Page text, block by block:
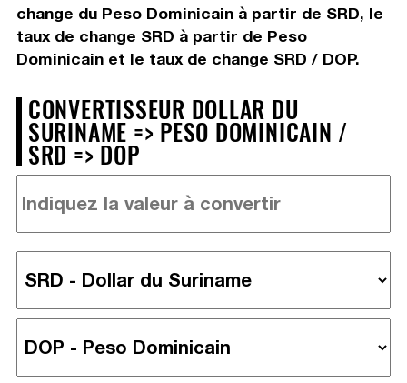
change du Peso Dominicain à partir de SRD, le
taux de change SRD à partir de Peso
Dominicain et le taux de change SRD / DOP.
CONVERTISSEUR DOLLAR DU
SURINAME => PESO DOMINICAIN /
SRD => DOP